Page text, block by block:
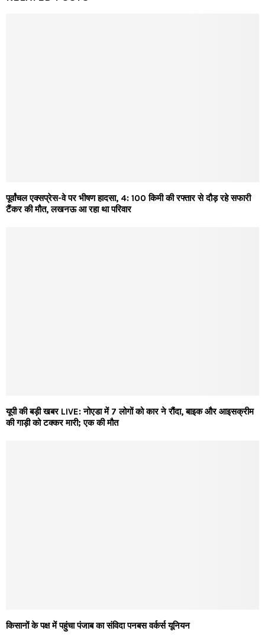
पूर्वांचल एक्सप्रेस-वे पर भीषण हादसा, 4: 100 किमी की रफ्तार से दौड़ रहे सफारी
टैंकर की मौत, लखनऊ आ रहा था परिवार
यूपी की बड़ी खबर LIVE: नोएडा में 7 लोगों को कार ने रौंदा, बाइक और आइसक्रीम
की गाड़ी को टक्कर मारी; एक की मौत
किसानों के पक्ष में पहुंचा पंजाब का संविदा पनबस वर्कर्स यूनियन